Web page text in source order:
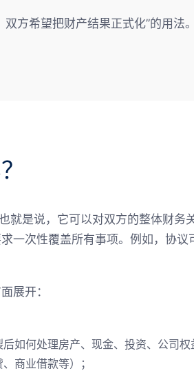
方希望把财产结果正式化”的用法
就是说，它可以对双方的整体财务
一次性覆盖所有事项。例如，协
展开：
如何处理房产、现金、投资、公司
商业借款等）；